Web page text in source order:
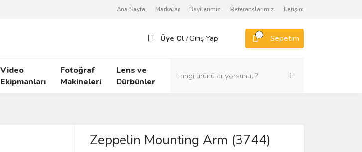
Ana Sayfa Markalar Bayilerimiz Referanslarımız İletişim
Üye Ol /Giriş Yap Sepetim
Video
Ekipmanları
Fotoğraf
Makineleri
Lens ve
Dürbünler
Zeppelin Mounting Arm (3744)